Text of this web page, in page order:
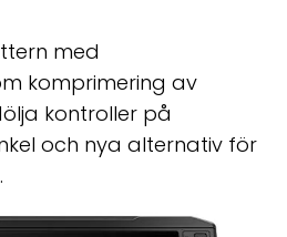
med
komprimering av
kontroller på
och nya alternativ för